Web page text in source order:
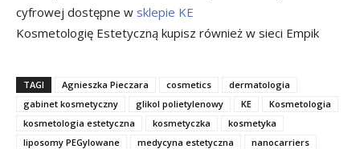
cyfrowej dostępne w sklepie KE
Kosmetologię Estetyczną kupisz również w sieci Empik
TAGI Agnieszka Pieczara cosmetics
dermatologia
gabinet kosmetyczny
glikol polietylenowy KE
Kosmetologia
kosmetologia estetyczna
kosmetyczka
kosmetyka
liposomy PEGylowane
medycyna estetyczna
nanocarriers